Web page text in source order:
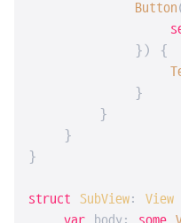
Button
            }) {
            }
        }
    }
}
struct SubView: View